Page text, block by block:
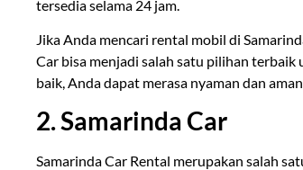
tersedia selama 24 jam.
Jika Anda mencari rental mobil di
Car bisa menjadi salah satu pilihan
baik, Anda dapat merasa nyaman dan
2. Samarinda Car
Samarinda Car Rental merupakan salah